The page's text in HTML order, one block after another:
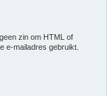
zin om HTML of
e-mailadres gebruikt.